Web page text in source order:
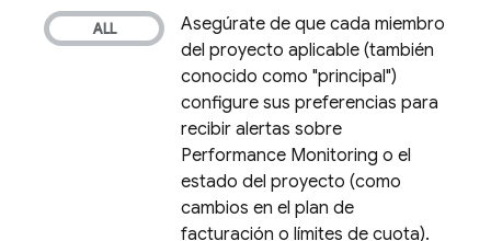
Asegúrate de que cada miembro
del proyecto aplicable (también
conocido como "principal")
configure sus preferencias para
recibir alertas sobre
Performance Monitoring o el
estado del proyecto (como
cambios en el plan de
facturación o límites de cuota).